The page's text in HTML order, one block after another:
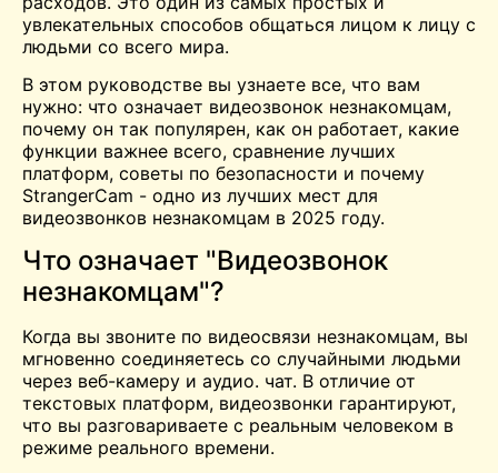
увлекательных способов общаться лицом к лицу с
людьми со всего мира.
В этом руководстве вы узнаете все, что вам
нужно: что означает видеозвонок незнакомцам,
почему он так популярен, как он работает, какие
функции важнее всего, сравнение лучших
платформ, советы по безопасности и почему
StrangerCam - одно из лучших мест для
видеозвонков незнакомцам в 2025 году.
Что означает "Видеозвонок
незнакомцам"?
Когда вы звоните по видеосвязи незнакомцам, вы
мгновенно соединяетесь со случайными людьми
через веб-камеру и аудио. чат. В отличие от
текстовых платформ, видеозвонки гарантируют,
что вы разговариваете с реальным человеком в
режиме реального времени.